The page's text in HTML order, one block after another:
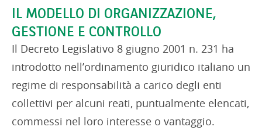
IL MODELLO DI ORGANIZZAZIONE,
GESTIONE E CONTROLLO
Il Decreto Legislativo 8 giugno 2001 n. 231 ha
introdotto nell’ordinamento giuridico italiano un
regime di responsabilità a carico degli enti
collettivi per alcuni reati, puntualmente elencati,
commessi nel loro interesse o vantaggio.